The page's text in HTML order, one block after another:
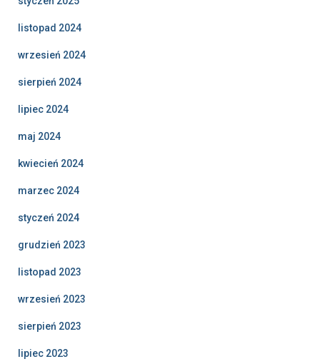
listopad 2024
wrzesień 2024
sierpień 2024
lipiec 2024
maj 2024
kwiecień 2024
marzec 2024
styczeń 2024
grudzień 2023
listopad 2023
wrzesień 2023
sierpień 2023
lipiec 2023